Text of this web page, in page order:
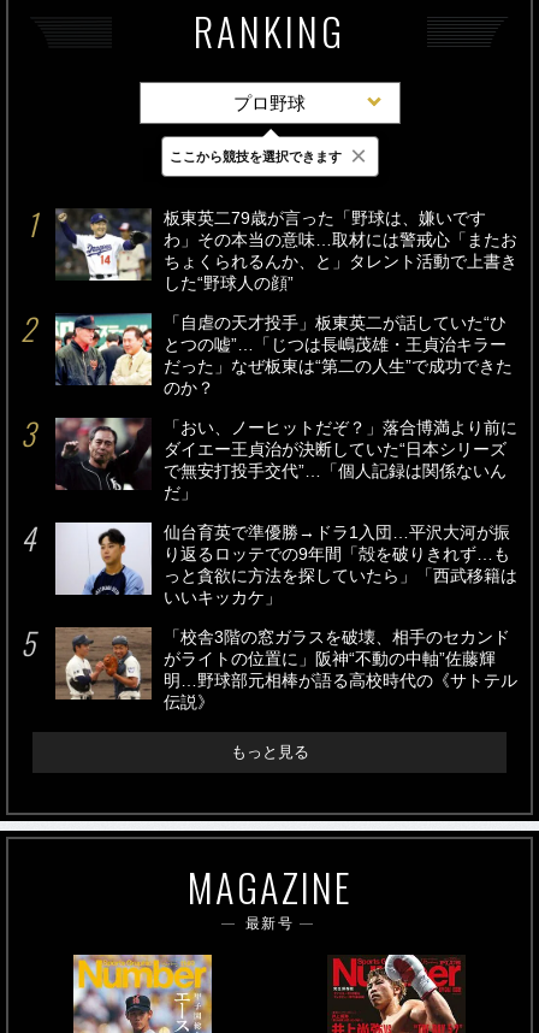
RANKING
プロ野球
最新 24時間 週間
板東英二79歳が言った「野球は、嫌いです
わ」その本当の意味…取材には警戒心「またお
ちょくられるんか、と」タレント活動で上書き
した“野球人の顔”
「自虐の天才投手」板東英二が話していた“ひ
とつの嘘”…「じつは長嶋茂雄・王貞治キラー
だった」なぜ板東は“第二の人生”で成功できた
のか？
「おい、ノーヒットだぞ？」落合博満より前に
ダイエー王貞治が決断していた“日本シリーズ
で無安打投手交代”…「個人記録は関係ないん
だ」
仙台育英で準優勝→ドラ1入団…平沢大河が振
り返るロッテでの9年間「殻を破りきれず…も
っと貪欲に方法を探していたら」「西武移籍は
いいキッカケ」
「校舎3階の窓ガラスを破壊、相手のセカンド
がライトの位置に」阪神“不動の中軸”佐藤輝
明…野球部元相棒が語る高校時代の《サトテル
伝説》
もっと見る
MAGAZINE
最新号
ここから競技を選択できます ×